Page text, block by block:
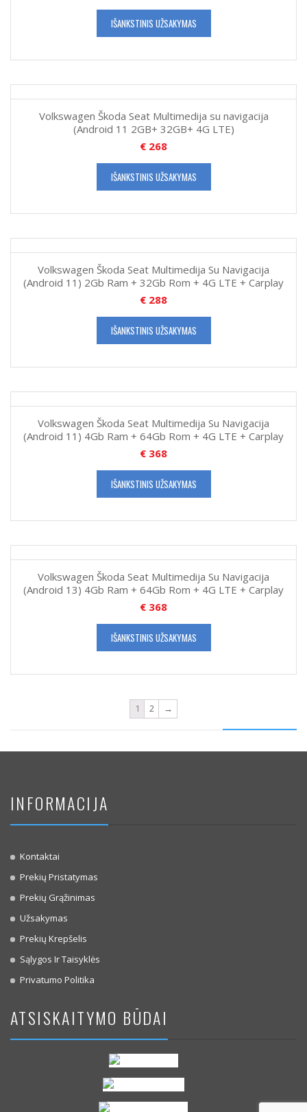
IŠANKSTINIS UŽSAKYMAS
Volkswagen Škoda Seat Multimedija su navigacija
(Android 11 2GB+ 32GB+ 4G LTE)
€ 268
IŠANKSTINIS UŽSAKYMAS
Volkswagen Škoda Seat Multimedija Su Navigacija
(Android 11) 2Gb Ram + 32Gb Rom + 4G LTE + Carplay
€ 288
IŠANKSTINIS UŽSAKYMAS
Volkswagen Škoda Seat Multimedija Su Navigacija
(Android 11) 4Gb Ram + 64Gb Rom + 4G LTE + Carplay
€ 368
IŠANKSTINIS UŽSAKYMAS
Volkswagen Škoda Seat Multimedija Su Navigacija
(Android 13) 4Gb Ram + 64Gb Rom + 4G LTE + Carplay
€ 368
IŠANKSTINIS UŽSAKYMAS
1 2 →
INFORMACIJA
Kontaktai
Prekių Pristatymas
Prekių Grąžinimas
Užsakymas
Prekių Krepšelis
Sąlygos Ir Taisyklės
Privatumo Politika
ATSISKAITYMO BŪDAI